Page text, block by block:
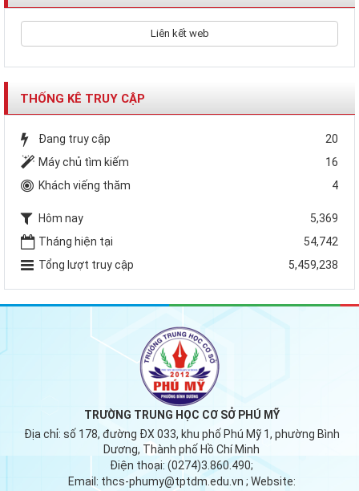
Liên kết web
THỐNG KÊ TRUY CẬP
Đang truy cập
20
Máy chủ tìm kiếm
16
Khách viếng thăm
4
Hôm nay
5,369
Tháng hiện tại
54,742
Tổng lượt truy cập
5,459,238
TRƯỜNG TRUNG HỌC CƠ SỞ PHÚ MỸ
Địa chỉ: số 178, đường ĐX 033, khu phố Phú Mỹ 1, phường Bình
Dương, Thành phố Hồ Chí Minh
Điện thoại: (0274)3.860.490;
Email: thcs-phumy@tptdm.edu.vn ; Website: